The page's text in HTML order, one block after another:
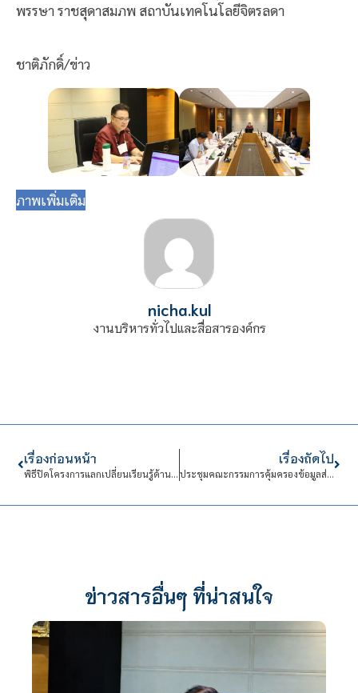
พรรษา ราชสุดาสมภพ สถาบันเทคโนโลยีจิตรลดา
ชาติภักดิ์/ข่าว
ภาพเพิ่มเติม
nicha.kul
งานบริหารทั่วไปและสื่อสารองค์กร
เรื่องก่อนหน้า
พิธีปิดโครงการแลกเปลี่ยนเรียนรู้ด้านศิลปวัฒนธรรมไทย-ญี่ปุ่น ของคณะอาจารย์ และนักศึกษา จาก Kokusai Confectionery College, Japan
เรื่องถัดไป
ประชุมคณะกรรมการคุ้มครองข้อมูลส่วนบุคคล
ข่าวสารอื่นๆ ที่น่าสนใจ